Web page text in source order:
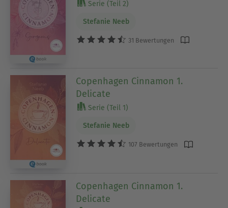
Serie (Teil 2)
Stefanie Neeb
31 Bewertungen
Copenhagen Cinnamon 1.
Delicate
Serie (Teil 1)
Stefanie Neeb
107 Bewertungen
Copenhagen Cinnamon 1.
Delicate